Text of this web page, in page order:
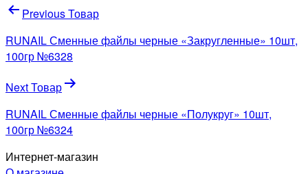
Навигация
по
записям
Previous Товар
RUNAIL Сменные файлы черные «Закругленные» 10шт,
100гр №6328
Next Товар
RUNAIL Сменные файлы черные «Полукруг» 10шт,
100гр №6324
Интернет-магазин